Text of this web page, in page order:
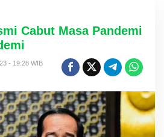
Cabut Masa Pandemi
- 19:28 WIB